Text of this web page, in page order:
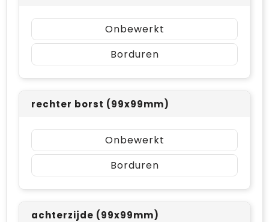
Onbewerkt
Borduren
rechter borst (99x99mm)
Onbewerkt
Borduren
achterzijde (99x99mm)